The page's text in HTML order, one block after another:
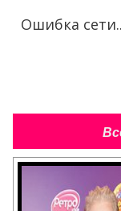
Ошибка